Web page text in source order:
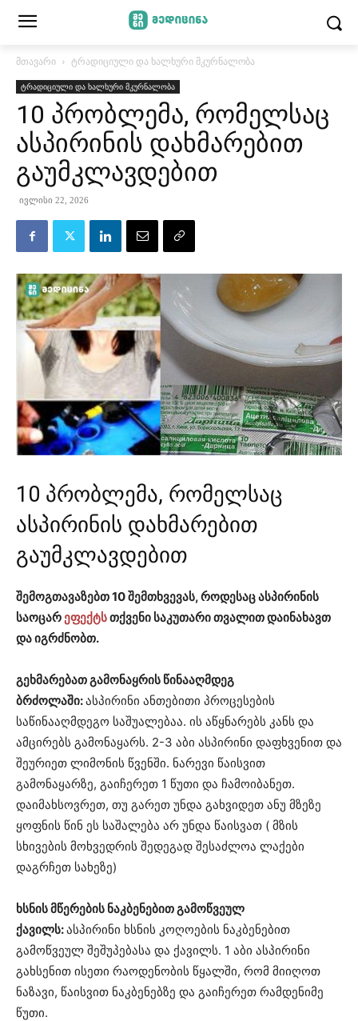
მთავარი ტრადიციული და ხალხური მკურნალობა
ტრადიციული და ხალხური მკურნალობა
10 პრობლემა, რომელსაც
ასპირინის დახმარებით
გაუმკლავდებით
ივლისი 22, 2026
10 პრობლემა, რომელსაც
ასპირინის დახმარებით
გაუმკლავდებით
შემოგთავაზებთ 10 შემთხვევას, როდესაც ასპირინის
საოცარეფექტსთქვენი საკუთარი თვალით დაინახავთ
და იგრძნობთ.
გეხმარებათ გამონაყრის წინააღმდეგ
ბრძოლაში:ასპირინი ანთებითი პროცესების
საწინააღმდეგო საშუალებაა. ის აწყნარებს კანს და
ამცირებს გამონაყარს. 2-3 აბი ასპირინი დაფხვენით და
შეურიეთ ლიმონის წვენში. ნარევი წაისვით
გამონაყარზე, გაიჩერეთ 1 წუთი და ჩამოიბანეთ.
დაიმახსოვრეთ, თუ გარეთ უნდა გახვიდეთ ანუ მზეზე
ყოფნის წინ ეს საშალება არ უნდა წაისვათ ( მზის
სხივების მოხვედრის შედეგად შესაძლოა ლაქები
დაგრჩეთ სახეზე)
ხსნის მწერების ნაკბენებით გამოწვეულ
ქავილს:ასპირინი ხსნის კოღოების ნაკბენებით
გამოწვეულ შეშუპებასა და ქავილს. 1 აბი ასპირინი
გახსენით ისეთი რაოდენობის წყალში, რომ მიიღოთ
ნაზავი, წაისვით ნაკბენებზე და გაიჩერეთ რამდენიმე
წუთი.